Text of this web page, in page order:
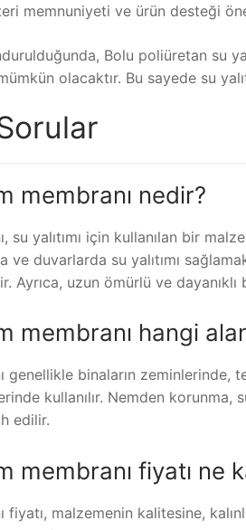
memnuniyeti ve ürün desteği
Bolu poliüretan su
olacaktır. Bu sayede su
membranı nedir?
su yalıtımı için kullanılan bir
ve duvarlarda su yalıtımı
Ayrıca, uzun ömürlü ve dayanıklı
membranı hangi
genellikle binaların zeminlerinde,
kullanılır. Nemden korunma,
edilir.
membranı fiyatı ne
fiyatı, malzemenin kalitesine,